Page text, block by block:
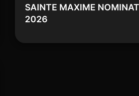
SAINTE MAXIME
2026